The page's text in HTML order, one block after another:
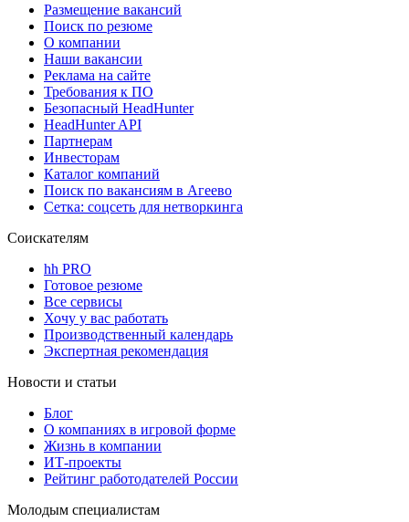
Размещение вакансий
Поиск по резюме
О компании
Наши вакансии
Реклама на сайте
Требования к ПО
Безопасный HeadHunter
HeadHunter API
Партнерам
Инвесторам
Каталог компаний
Поиск по вакансиям в Агеево
Сетка: соцсеть для нетворкинга
Соискателям
hh PRO
Готовое резюме
Все сервисы
Хочу у вас работать
Производственный календарь
Экспертная рекомендация
Новости и статьи
Блог
О компаниях в игровой форме
Жизнь в компании
ИТ-проекты
Рейтинг работодателей России
Молодым специалистам